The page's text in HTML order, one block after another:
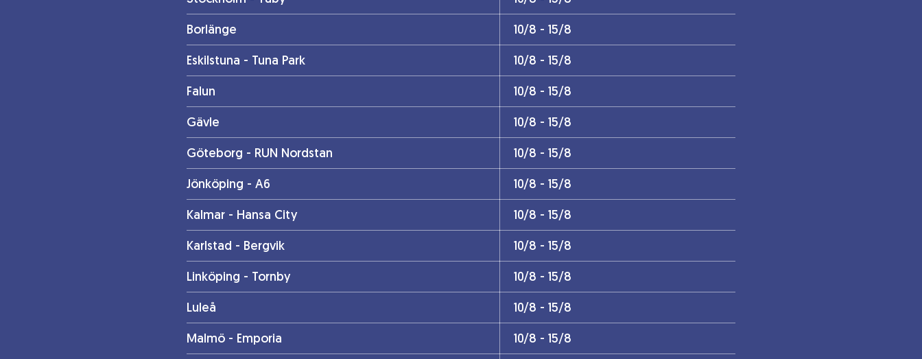
Borlänge 10/8 - 15/8
Eskilstuna - Tuna Park 10/8 - 15/8
Falun 10/8 - 15/8
Gävle 10/8 - 15/8
Göteborg - RUN Nordstan 10/8 - 15/8
Jönköping - A6 10/8 - 15/8
Kalmar - Hansa City 10/8 - 15/8
Karlstad - Bergvik 10/8 - 15/8
Linköping - Tornby 10/8 - 15/8
Luleå 10/8 - 15/8
Malmö - Emporia 10/8 - 15/8